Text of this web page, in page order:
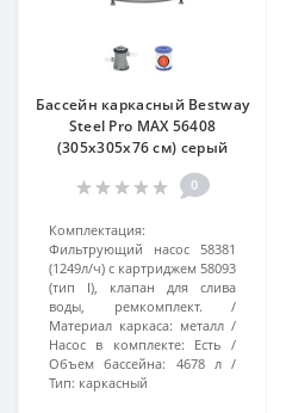
Бассейн каркасный Bestway
Steel Pro MAX 56408
(305x305x76 см) серый
0
Комплектация:
Фильтрующий насос 58381
(1249л/ч) с картриджем 58093
(тип I), клапан для слива
воды, ремкомплект.
Материал каркаса: металл
Насос в комплекте:
Есть
Объем бассейна:
4678 л
Тип: каркасный